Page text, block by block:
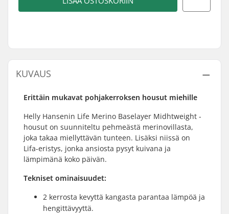
KUVAUS
Erittäin mukavat pohjakerroksen housut miehille
Helly Hansenin Life Merino Baselayer Midhtweight -
housut on suunniteltu pehmeästä merinovillasta,
joka takaa miellyttävän tunteen. Lisäksi niissä on
Lifa-eristys, jonka ansiosta pysyt kuivana ja
lämpimänä koko päivän.
Tekniset ominaisuudet:
2 kerrosta kevyttä kangasta parantaa lämpöä ja
hengittävyyttä.